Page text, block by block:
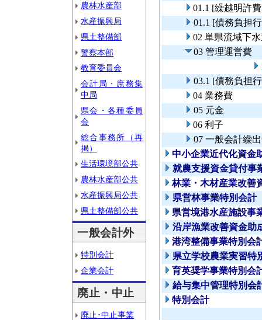
農林水産部
水産振興局
県土整備部
警察本部
教育委員会
会計局・庶務集
中局
県会・各種委員
会
総合事務所（再
掲）
生活環境部公共
農林水産部公共
水産振興局公共
県土整備部公共
一般会計外
特別会計
企業会計
廃止・中止
廃止･中止事業
01.1 [繰越明許
01.1 [債務負担
02 単県流域下
03 管理運営費
03.1 [債務負担
04 業務費
05 元金
06 利子
07 一般会計繰
中小企業近代化資金
就農支援資金貸付事
林業・木材産業改善
県営林事業特別会計
県営境港水産施設事
沿岸漁業改善資金助
港湾整備事業特別会
県立学校農業実習特
育英奨学事業特別会
給与集中管理特別会
特別会計